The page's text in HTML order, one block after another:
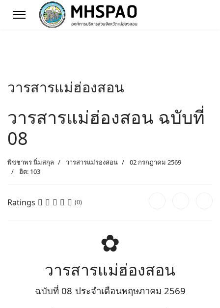
วารสารแม่ฮ่องสอน
วารสารแม่ฮ่องสอน ฉบับที่
08
พิชชาพร นิ่มสกุล วารสารแม่ร่องสอน
02 กรกฎาคม 2569
ฮิต: 103
Ratings (0)
✿
วารสารแม่ฮ่องสอน
ฉบับที่ 08 ประจำเดือนพฤษภาคม 2569